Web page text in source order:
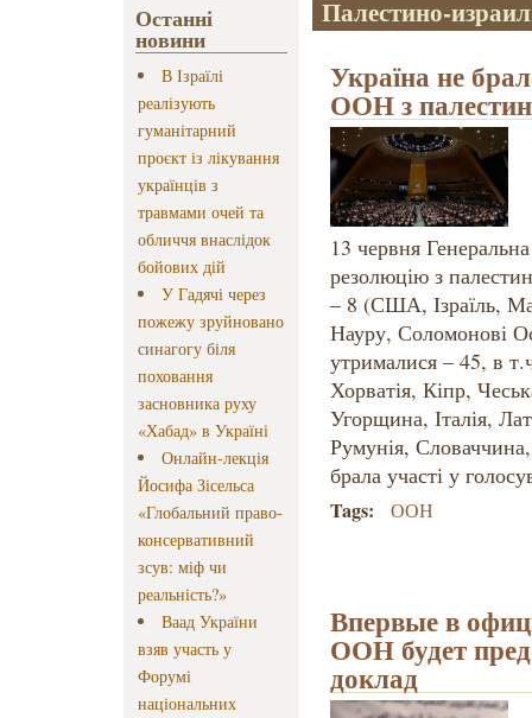
Останні
новини
В Ізраїлі
реалізують
гуманітарний
проєкт із лікування
українців з
травмами очей та
обличчя внаслідок
бойових дій
У Гадячі через
пожежу зруйновано
синагогу біля
поховання
засновника руху
«Хабад» в Україні
Онлайн-лекція
Йосифа Зісельса
«Глобальний право-
консервативний
зсув: міф чи
реальність?»
Ваад України
взяв участь у
Форумі
національних
Палестино-
Україна не
ООН з
13 червня
резолюцію з
– 8 (США, Ізраїль,
Науру, Соломонові
утрималися – 45, в
Хорватія, Кіпр,
Угорщина, Італія,
Румунія,
брала участі у
Tags: ООН
Впервые в
ООН будет
доклад